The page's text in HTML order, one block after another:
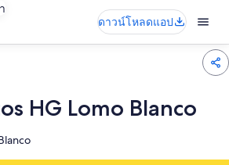
ดาวน์โหลดแอป
HG Lomo Blanco